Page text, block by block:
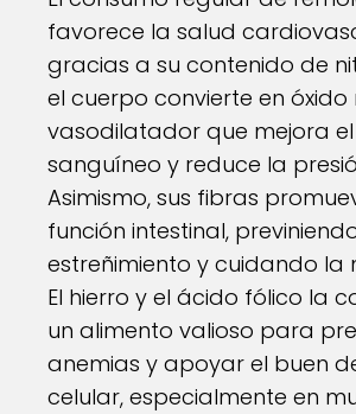
favorece la salud
gracias a su contenido de
el cuerpo convierte en óxido
vasodilatador que mejora
sanguíneo y reduce la
Asimismo, sus fibras
función intestinal,
estreñimiento y cuidando la
El hierro y el ácido fólico la
un alimento valioso para
anemias y apoyar el buen
celular, especialmente en